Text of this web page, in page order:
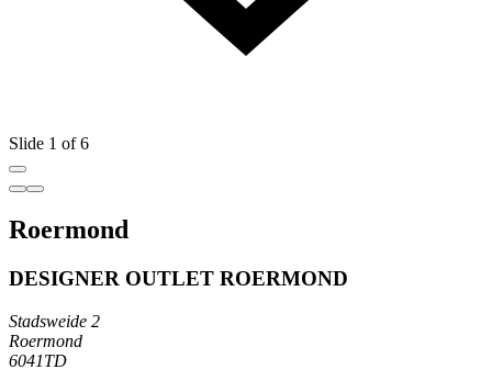
Slide 1 of 6
Roermond
DESIGNER OUTLET ROERMOND
Stadsweide 2
Roermond
6041TD